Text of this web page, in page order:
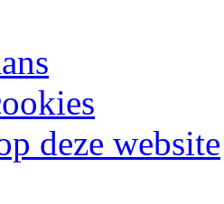
deze website